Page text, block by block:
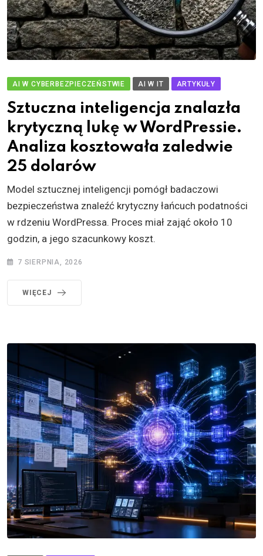
AI W CYBERBEZPIECZEŃSTWIE AI W IT ARTYKUŁY
Sztuczna inteligencja znalazła
krytyczną lukę w WordPressie.
Analiza kosztowała zaledwie
25 dolarów
Model sztucznej inteligencji pomógł badaczowi
bezpieczeństwa znaleźć krytyczny łańcuch podatności
w rdzeniu WordPressa. Proces miał zająć około 10
godzin, a jego szacunkowy koszt.
7 SIERPNIA, 2026
WIĘCEJ